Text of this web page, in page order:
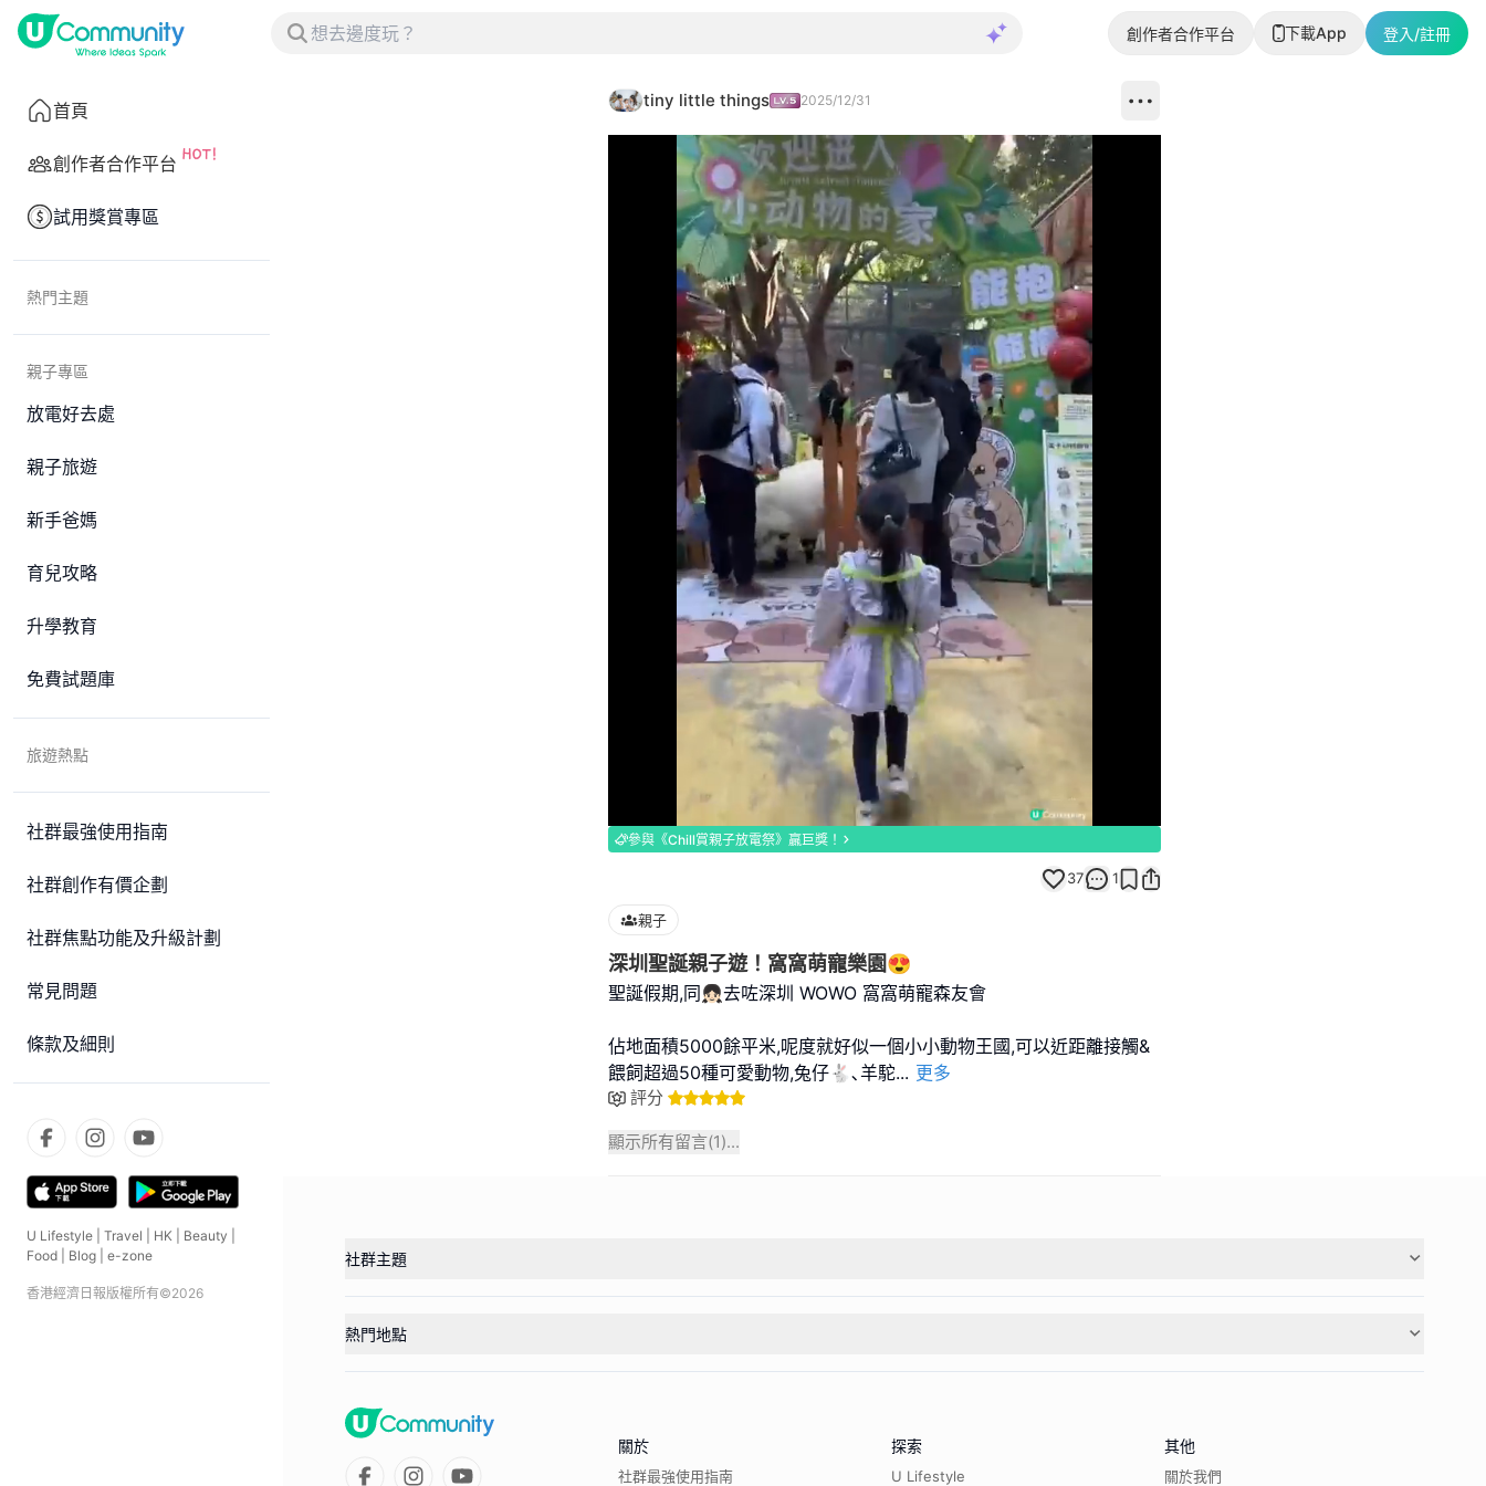
創作者合作平台 下載App 登入/註冊
首頁
創作者合作平台
試用獎賞專區
熱門主題
親子專區
放電好去處
親子旅遊
新手爸媽
育兒攻略
升學教育
免費試題庫
旅遊熱點
社群最強使用指南
社群創作有價企劃
社群焦點功能及升級計劃
常見問題
條款及細則
U Lifestyle Travel HK Beauty
Food
Blog e-zone
香港經濟日報版權所有©2026
tiny little things 2025/12/31
Loaded
89.55%
參與《Chill賞親子放電祭》贏巨獎！
37 1
親子
深圳聖誕親子遊！窩窩萌寵樂園😍
聖誕假期,同👧🏻去咗深圳 WOWO 窩窩萌寵森友會
佔地面積5000餘平米,呢度就好似一個小小動物王國,可以近距離接觸&
餵飼超過50種可愛動物,兔仔🐇､羊駝... 更多
評分
顯示所有留言(1)...
社群主題
熱門地點
關於
社群最強使用指南
探索
U Lifestyle
其他
關於我們